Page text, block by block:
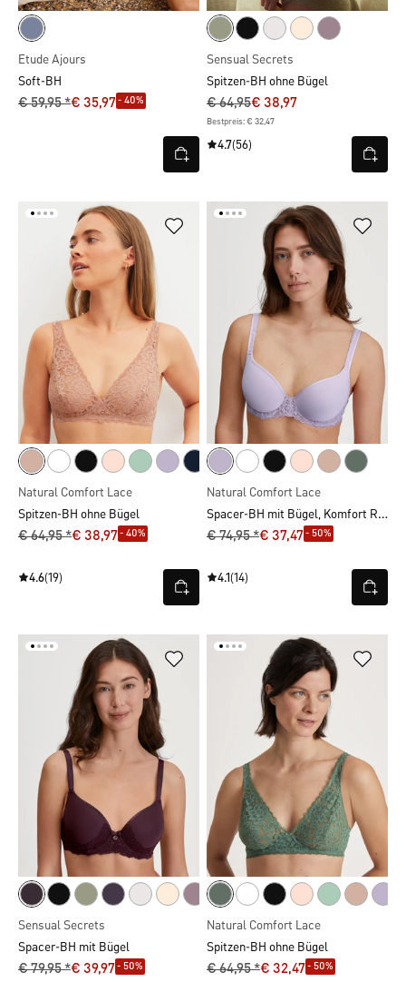
Etude Ajours
Soft-BH
€ 59,95 *€ 35,97- 40%
Sensual Secrets
Spitzen-BH ohne Bügel
€ 64,95€ 38,97
Bestpreis: € 32,47
4.7(56)
Natural Comfort Lace
Spitzen-BH ohne Bügel
€ 64,95 *€ 38,97- 40%
4.6(19)
Natural Comfort Lace
Spacer-BH mit Bügel, Komfort Rücken
€ 74,95 *€ 37,47- 50%
4.1(14)
Sensual Secrets
Spacer-BH mit Bügel
€ 79,95 *€ 39,97- 50%
Natural Comfort Lace
Spitzen-BH ohne Bügel
€ 64,95 *€ 32,47- 50%